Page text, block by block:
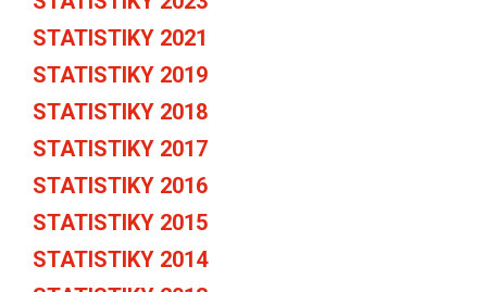
STATISTIKY 2021
STATISTIKY 2019
STATISTIKY 2018
STATISTIKY 2017
STATISTIKY 2016
STATISTIKY 2015
STATISTIKY 2014